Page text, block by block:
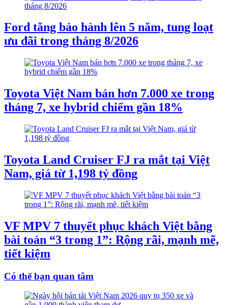
Ford tăng bảo hành lên 5 năm, tung loạt
ưu đãi trong tháng 8/2026
Toyota Việt Nam bán hơn 7.000 xe trong
tháng 7, xe hybrid chiếm gần 18%
Toyota Land Cruiser FJ ra mắt tại Việt
Nam, giá từ 1,198 tỷ đồng
VF MPV 7 thuyết phục khách Việt bằng
bài toán “3 trong 1”: Rộng rãi, mạnh mẽ,
tiết kiệm
Có thể bạn quan tâm